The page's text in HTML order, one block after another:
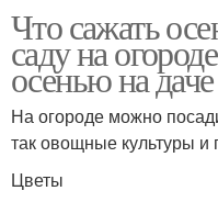
Что сажать
саду на
осенью на даче
На огороде можно
так овощные культуры
Цветы